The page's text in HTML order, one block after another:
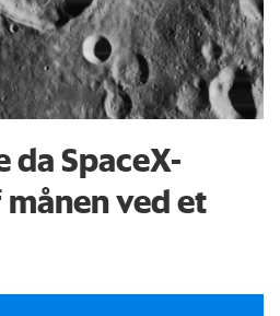
da SpaceX-
ved et